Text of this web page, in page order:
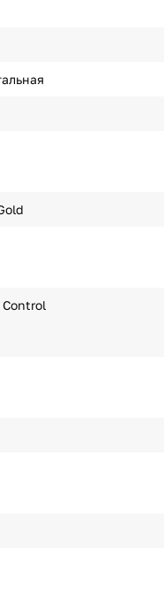
Control